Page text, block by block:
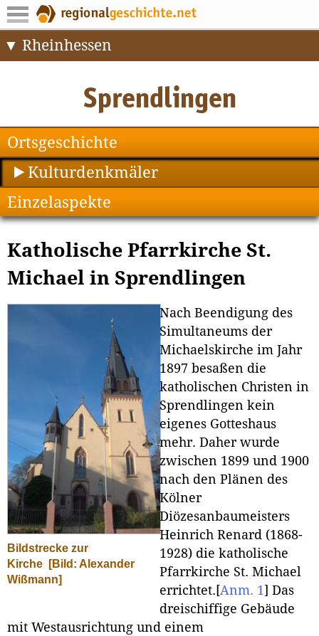
Rheinhessen
Ortsgeschichte
Kulturdenkmäler
Einzelaspekte
Katholische Pfarrkirche St.
Michael in Sprendlingen
Bildstrecke zur
Kirche
[Bild: Alexander
Wißmann]
Nach Beendigung des
Simultaneums der
Michaelskirche im Jahr
1897 besaßen die
katholischen Christen in
Sprendlingen kein
eigenes Gotteshaus
mehr. Daher wurde
zwischen 1899 und 1900
nach den Plänen des
Kölner
Diözesanbaumeisters
Heinrich Renard (1868-
1928) die katholische
Pfarrkirche St. Michael
errichtet. [Anm. 1] Das
dreischiffige Gebäude
mit Westausrichtung und einem